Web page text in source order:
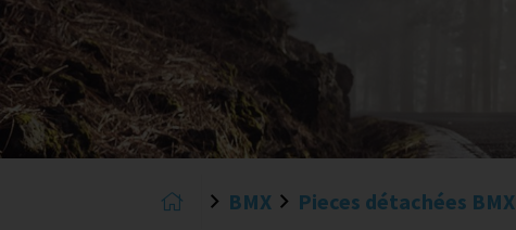
BMX Pieces détachées BMX